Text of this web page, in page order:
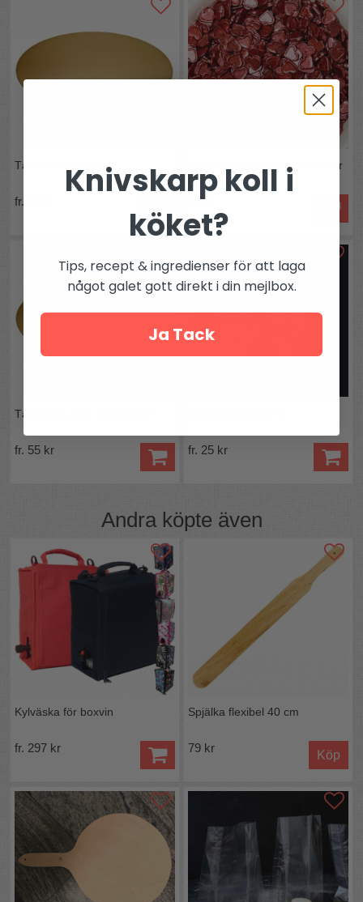
Tårtbricka 26 cm
fr. 59 kr
Små röda hjärtan i choklad för
dekoration
55 kr
Tårtbricka guld silver 30cm
fr. 55 kr fr. 25 kr
Andra köpte även
Kylväska för boxvin
fr. 297 kr
Spjälka flexibel 40 cm
79 kr
Köp
Knivskarp koll i
köket?
Tips, recept & ingredienser för att laga
något galet gott direkt i din mejlbox.
Ja Tack